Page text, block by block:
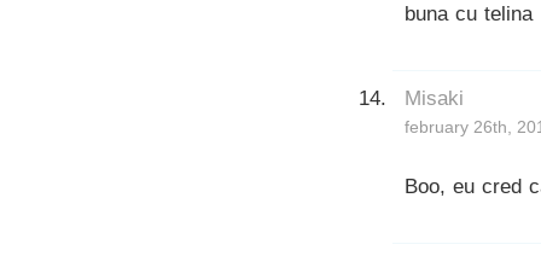
buna cu telina
Misaki
february 26th,
Boo, eu cred